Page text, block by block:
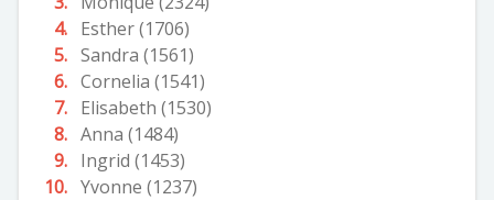
Esther (1706)
Sandra (1561)
Cornelia (1541)
Elisabeth (1530)
Anna (1484)
Ingrid (1453)
Yvonne (1237)